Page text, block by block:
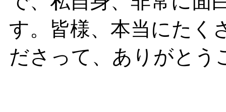
す。皆様、本当にたく
ださって、ありがとう